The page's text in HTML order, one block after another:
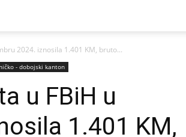
2024. iznosila 1.401 KM, bruto...
- dobojski kanton
u FBiH u
1.401 KM,